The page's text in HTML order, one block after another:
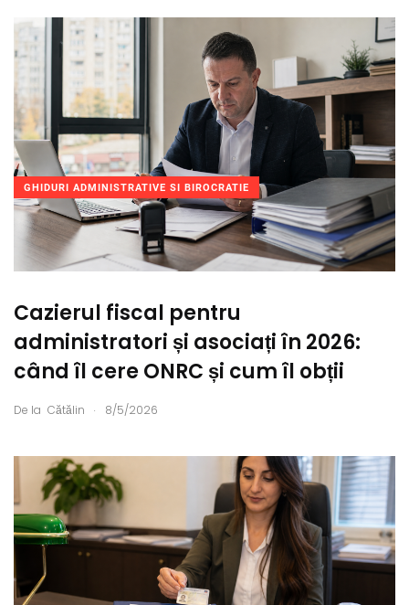
GHIDURI ADMINISTRATIVE SI BIROCRATIE
Cazierul fiscal pentru
administratori și asociați în 2026:
când îl cere ONRC și cum îl obții
De la Cătălin . 8/5/2026